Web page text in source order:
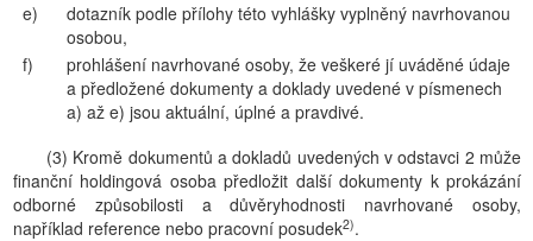
e)
dotazník podle přílohy této vyhlášky vyplněný navrhovanou
osobou,
f)
prohlášení navrhované osoby, že veškeré jí uváděné údaje
a předložené dokumenty a doklady uvedené v písmenech
a) až e) jsou aktuální, úplné a pravdivé.
(3) Kromě dokumentů a dokladů uvedených v odstavci 2 může
finanční holdingová osoba předložit další dokumenty k prokázání
odborné způsobilosti a důvěryhodnosti navrhované osoby,
například reference nebo pracovní posudek2).